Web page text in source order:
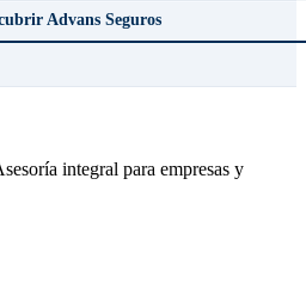
Advans Seguros
integral para empresas y